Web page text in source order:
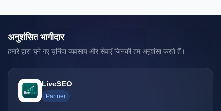
अनुशंसित भागीदार
हमारे द्वारा चुने गए चुनिंदा व्यवसाय और सेवाएँ जिनकी हम अनुशंसा करते हैं।
LiveSEO
Partner